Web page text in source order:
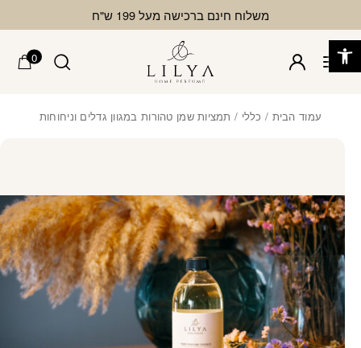
משלוח חינם ברכישה מעל 199 ש"ח
0
עמוד הבית / כללי / תמציות שמן טהורות במגוון גדלים וניחוחות
פתח סרגל נגישות